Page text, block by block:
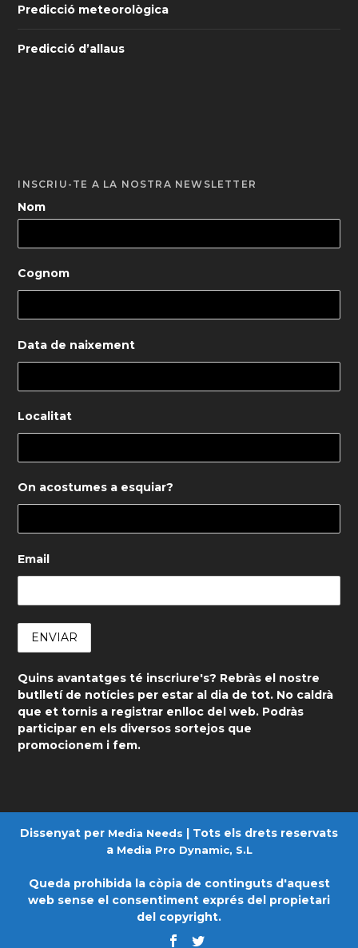
Predicció meteorològica
Predicció d’allaus
INSCRIU-TE A LA NOSTRA NEWSLETTER
Nom
Cognom
Data de naixement
Localitat
On acostumes a esquiar?
Email
Quins avantatges té inscriure's? Rebràs el nostre
butlletí de notícies per estar al dia de tot. No caldrà
que et tornis a registrar enlloc del web. Podràs
participar en els diversos sortejos que
promocionem i fem.
Dissenyat per Media Needs
| Tots els drets reservats
a Media Pro Dynamic, S.L
Queda prohibida la còpia de continguts d'aquest
web sense el consentiment exprés del propietari
del copyright.